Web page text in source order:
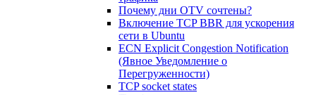
Почему дни OTV сочтены?
Включение TCP BBR для ускорения
сети в Ubuntu
ECN Explicit Congestion Notification
(Явное Уведомление о
Перегруженности)
TCP socket states